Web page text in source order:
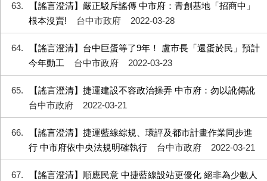
63
【謠言澄清】嚴正駁斥謠傳 中市府：青創基地「招商中」
根本沒賣!
台中市政府 2022-03-28
64
【謠言澄清】台中巨蛋等了9年！ 盧市長「還蛋於民」預計
今年動工
台中市政府 2022-03-23
65
【謠言澄清】捷運建設不容政治操弄 中市府：勿以訛傳訛
台中市政府
2022-03-21
66
【謠言澄清】捷運藍線綜規、環評及都市計畫作業同步進
行 中市府依中央法規明確執行
台中市政府 2022-03-21
67
【謠言澄清】順應民意 中捷藍線設站更優化 絕非為少數人